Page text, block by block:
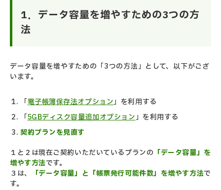
1．データ容量を増やすための3つの方
法
データ容量を増やすための「3つの方法」として、以下がござ
います。
「電子帳簿保存法オプション」を利用する
「5GBディスク容量追加オプション」を利用する
契約プランを見直す
１と２は現在ご契約いただいているプランの 「データ容量」を
増やす方法です。
３は、
「データ容量」と「帳票発行可能件数」を増やす方法で
す。